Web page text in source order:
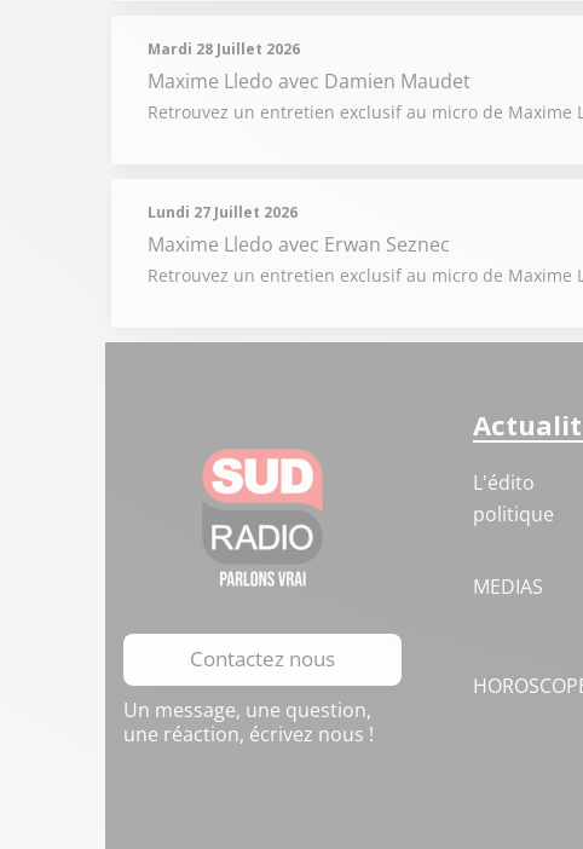
Mardi 28 Juillet 2026
Maxime Lledo avec Damien Maudet
Retrouvez un entretien exclusif au micro de
Lundi 27 Juillet 2026
Maxime Lledo avec Erwan Seznec
Retrouvez un entretien exclusif au micro de
Contactez nous
Un message, une question,
une réaction, écrivez nous !
L'édito
politique
MEDIAS